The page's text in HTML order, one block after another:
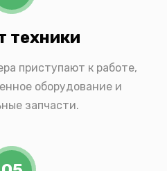
техники
приступают к работе,
оборудование и
запчасти.